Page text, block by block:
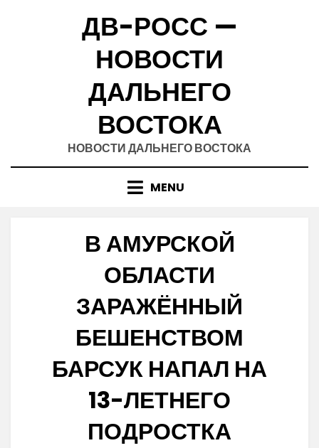
ДВ-РОСС —
НОВОСТИ
ДАЛЬНЕГО
ВОСТОКА
НОВОСТИ ДАЛЬНЕГО ВОСТОКА
MENU
В АМУРСКОЙ
ОБЛАСТИ
ЗАРАЖЁННЫЙ
БЕШЕНСТВОМ
БАРСУК НАПАЛ НА
13-ЛЕТНЕГО
ПОДРОСТКА